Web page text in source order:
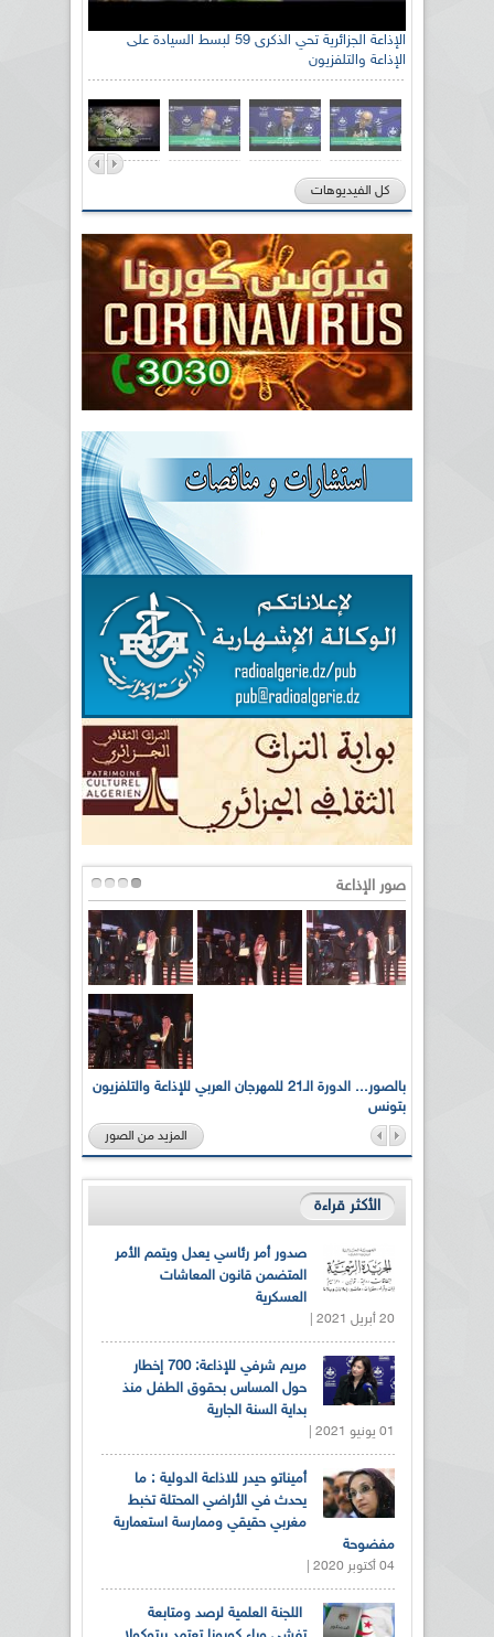
الإذاعة الجزائرية تحي الذكرى 59 لبسط السيادة على
الإذاعة والتلفزيون
كل الفيديوهات
صور الإذاعة
بالصور... الدورة الـ21 للمهرجان العربي للإذاعة والتلفزيون
بتونس
المزيد من الصور
الأكثر قراءة
صدور أمر رئاسي يعدل ويتمم الأمر
المتضمن قانون المعاشات
العسكرية
20 أبريل 2021 |
مريم شرفي للإذاعة: 700 إخطار
حول المساس بحقوق الطفل منذ
بداية السنة الجارية
01 يونيو 2021 |
أميناتو حيدر للاذاعة الدولية : ما
يحدث في الأراضي المحتلة تخبط
مغربي حقيقي وممارسة استعمارية
مفضوحة
04 أكتوبر 2020 |
اللجنة العلمية لرصد ومتابعة